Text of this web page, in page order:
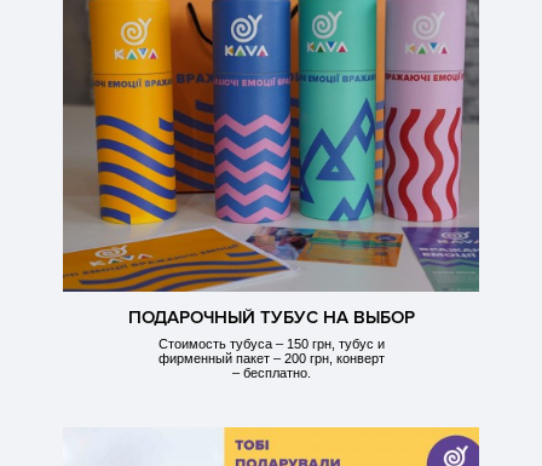
ПОДАРОЧНЫЙ ТУБУС НА ВЫБОР
Стоимость тубуса – 150 грн, тубус и
фирменный пакет – 200 грн, конверт
– бесплатно.